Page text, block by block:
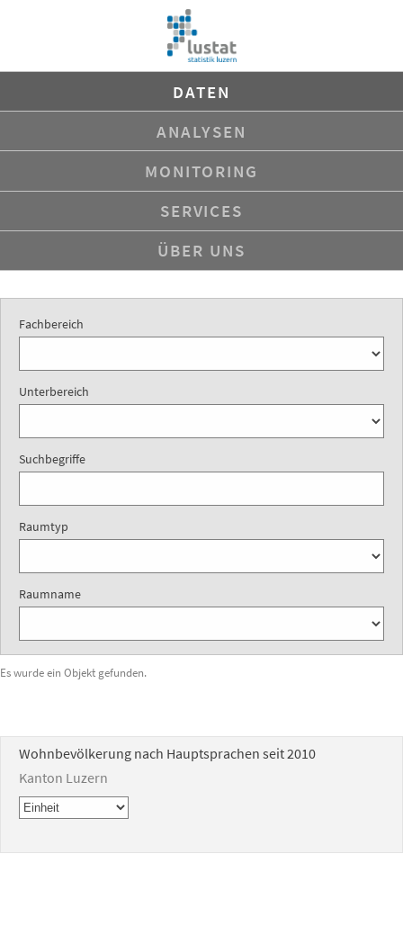
DATEN
ANALYSEN
MONITORING
SERVICES
ÜBER UNS
Fachbereich
Unterbereich
Suchbegriffe
Raumtyp
Raumname
Es wurde ein Objekt gefunden.
Wohnbevölkerung nach Hauptsprachen seit 2010
Kanton Luzern